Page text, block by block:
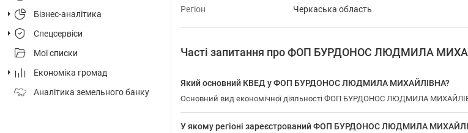
Бізнес-аналітика
Спецсервіси
Мої списки
Економіка громад
Аналітика земельного банку
Регіон
Черкаська область
Часті запитання про ФОП БУРДОНОС ЛЮДМИЛА
Який основний КВЕД у ФОП БУРДОНОС ЛЮДМИЛА МИХАЙЛІВНА?
Основний вид економічної діяльності ФОП БУРДОНОС ЛЮДМИЛА
У якому регіоні зареєстрований ФОП БУРДОНОС ЛЮДМИЛА